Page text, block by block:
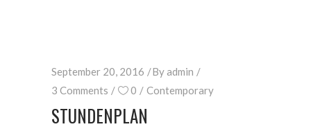
September 20, 2016 Byadmin
3 Comments
0 Contemporary
STUNDENPLAN